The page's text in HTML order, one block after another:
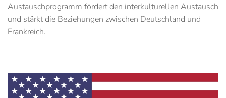
Austauschprogramm fördert den interkulturellen Austausch
und stärkt die Beziehungen zwischen Deutschland und
Frankreich.